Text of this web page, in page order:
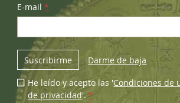
E-mail *
Suscribirme Darme de baja
He leído y acepto las 'Condiciones de
de privacidad'.*